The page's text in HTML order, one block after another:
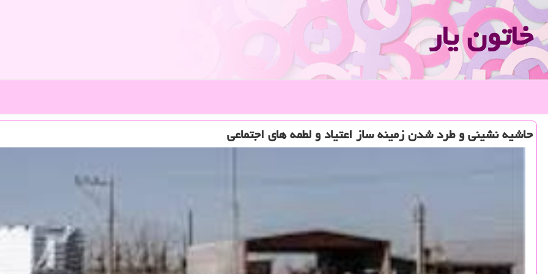
خاتون یار
حاشیه نشینی و طرد شدن زمینه ساز اعتیاد و لطمه های اجتماعی